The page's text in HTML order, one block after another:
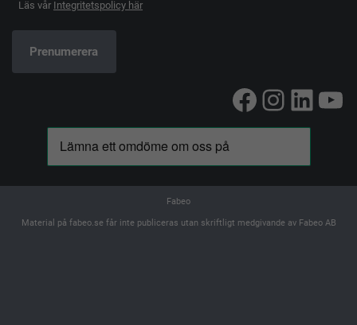
Läs vår Integritetspolicy här
Facebook
Fabeo
Material på fabeo.se får inte publiceras utan skriftligt medgivande av Fabeo AB